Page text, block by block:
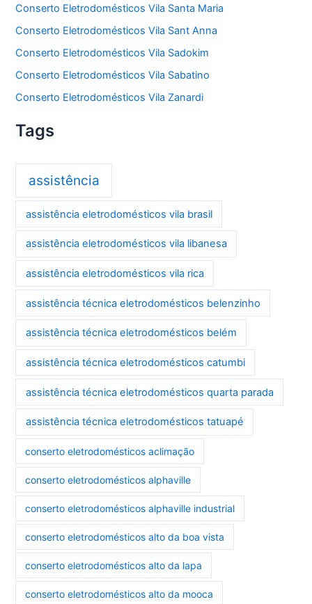
Conserto Eletrodomésticos Vila Santa Maria
Conserto Eletrodomésticos Vila Sant Anna
Conserto Eletrodomésticos Vila Sadokim
Conserto Eletrodomésticos Vila Sabatino
Conserto Eletrodomésticos Vila Zanardi
Tags
assistência
assistência eletrodomésticos vila brasil
assistência eletrodomésticos vila libanesa
assistência eletrodomésticos vila rica
assistência técnica eletrodomésticos belenzinho
assistência técnica eletrodomésticos belém
assistência técnica eletrodomésticos catumbi
assistência técnica eletrodomésticos quarta parada
assistência técnica eletrodomésticos tatuapé
conserto eletrodomésticos aclimação
conserto eletrodomésticos alphaville
conserto eletrodomésticos alphaville industrial
conserto eletrodomésticos alto da boa vista
conserto eletrodomésticos alto da lapa
conserto eletrodomésticos alto da mooca